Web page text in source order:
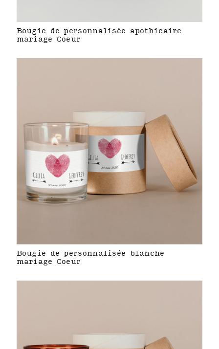
Bougie de personnalisée apothicaire
mariage Coeur
Bougie de personnalisée blanche
mariage Coeur